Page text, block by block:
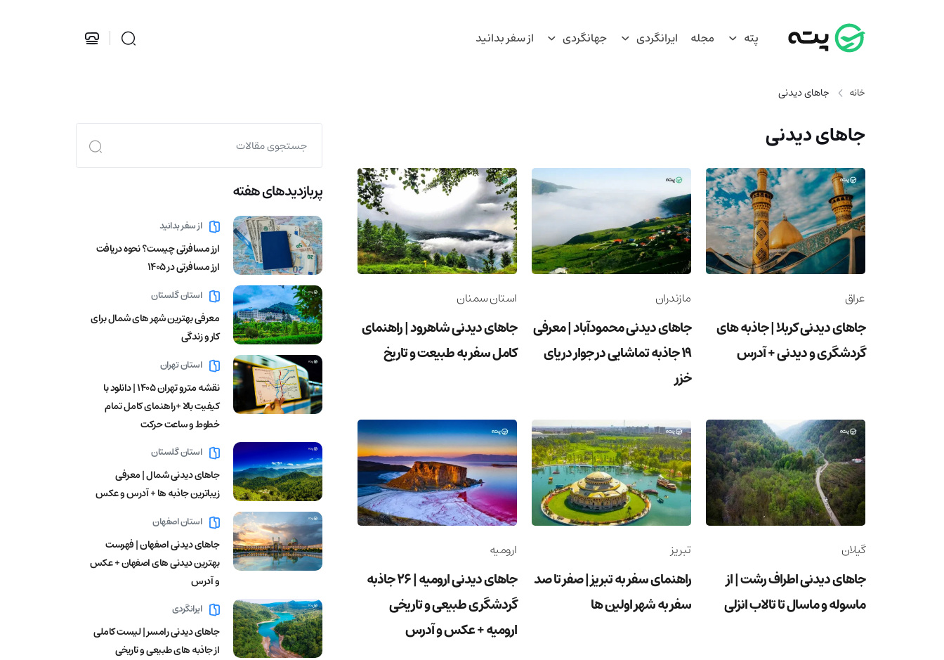
پته مجله ایرانگردی جهانگردی از سفر بدانید
خانه جاهای دیدنی
جاهای دیدنی
عراق
جاهای دیدنی کربلا | جاذبه های
گردشگری و دیدنی + آدرس
مازندران
جاهای دیدنی محمودآباد | معرفی
19 جاذبه تماشایی در جوار دریای
خزر
استان سمنان
جاهای دیدنی شاهرود | راهنمای
کامل سفر به طبیعت و تاریخ
گیلان
جاهای دیدنی اطراف رشت | از
ماسوله و ماسال تا تالاب انزلی
تبریز
راهنمای سفر به تبریز | صفر تا صد
سفر به شهر اولین ها
ارومیه
جاهای دیدنی ارومیه | 26 جاذبه
گردشگری طبیعی و تاریخی
ارومیه + عکس و آدرس
پربازدید‌های هفته
از سفر بدانید
ارز مسافرتی چیست؟ نحوه دریافت
ارز مسافرتی در 1405
استان گلستان
معرفی بهترین شهر های شمال برای
کار و زندگی
استان تهران
نقشه مترو تهران ۱۴۰۵ | دانلود با
کیفیت بالا +راهنمای کامل تمام
خطوط و ساعت حرکت
استان گلستان
جاهای دیدنی شمال | معرفی
زیباترین جاذبه ها + آدرس و عکس
استان اصفهان
جاهای دیدنی اصفهان | فهرست
بهترین دیدنی های اصفهان + عکس
و آدرس
ایرانگردی
جاهای دیدنی رامسر | لیست کاملی
از جاذبه های طبیعی و تاریخی